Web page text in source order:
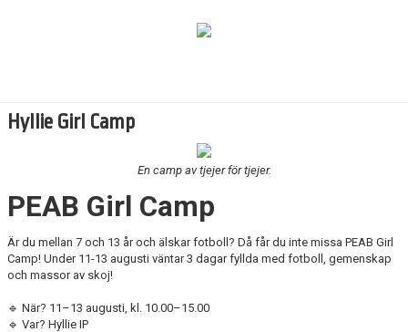
Hyllie Girl Camp
En camp av tjejer för tjejer.
PEAB Girl Camp
Är du mellan 7 och 13 år och älskar fotboll? Då får du inte missa PEAB Girl
Camp! Under 11-13 augusti väntar 3 dagar fyllda med fotboll, gemenskap
och massor av skoj!
🔹 När? 11–13 augusti, kl. 10.00–15.00
🔹 Var? Hyllie IP